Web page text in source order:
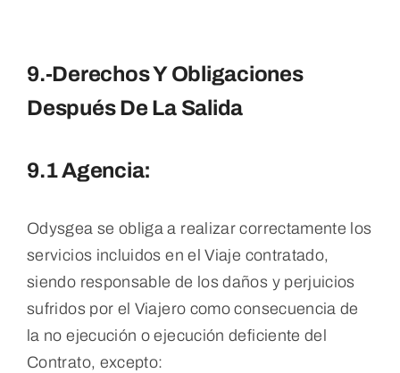
9.-Derechos Y Obligaciones
Después De La Salida
9.1 Agencia:
Odysgea se obliga a realizar correctamente los
servicios incluidos en el Viaje contratado,
siendo responsable de los daños y perjuicios
sufridos por el Viajero como consecuencia de
la no ejecución o ejecución deficiente del
Contrato, excepto: